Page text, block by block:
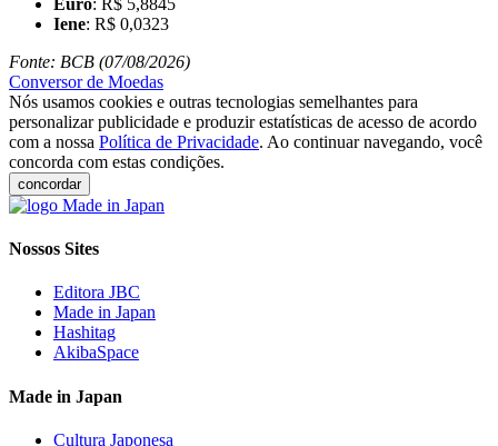
Euro: R$ 5,8845
Iene: R$ 0,0323
Fonte: BCB (07/08/2026)
Conversor de Moedas
Nós usamos cookies e outras tecnologias semelhantes para
personalizar publicidade e produzir estatísticas de acesso de acordo
com a nossa Política de Privacidade. Ao continuar navegando, você
concorda com estas condições.
concordar
Nossos Sites
Editora JBC
Made in Japan
Hashitag
AkibaSpace
Made in Japan
Cultura Japonesa